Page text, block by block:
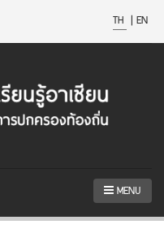
TH | EN
MENU